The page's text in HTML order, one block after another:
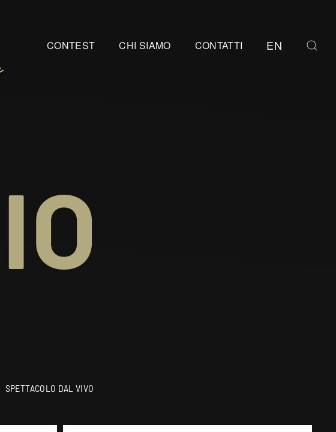
CONTEST CHI SIAMO CONTATTI EN
SPETTACOLO DAL VIVO